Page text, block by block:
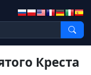
Креста